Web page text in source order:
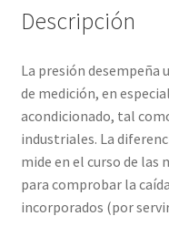
Descripción
La presión
de medición, en
acondicionado, tal
industriales. La
mide en el curso de las
para comprobar la
incorporados (por